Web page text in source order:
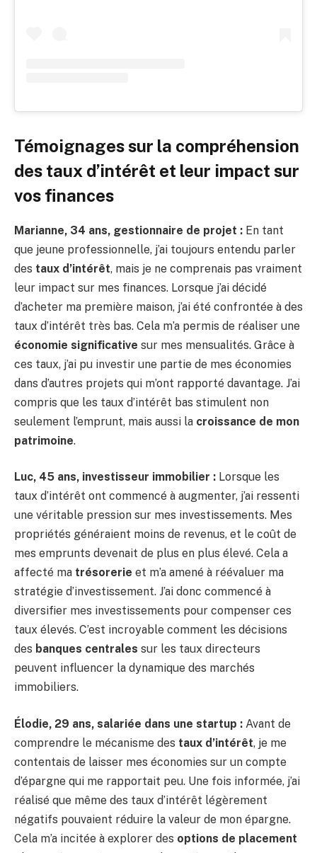
Témoignages sur la compréhension
des taux d’intérêt et leur impact sur
vos finances
Marianne, 34 ans, gestionnaire de projet : En tant
que jeune professionnelle, j’ai toujours entendu parler
des taux d’intérêt, mais je ne comprenais pas vraiment
leur impact sur mes finances. Lorsque j’ai décidé
d’acheter ma première maison, j’ai été confrontée à des
taux d’intérêt très bas. Cela m’a permis de réaliser une
économie significative sur mes mensualités. Grâce à
ces taux, j’ai pu investir une partie de mes économies
dans d’autres projets qui m’ont rapporté davantage. J’ai
compris que les taux d’intérêt bas stimulent non
seulement l’emprunt, mais aussi la croissance de mon
patrimoine.
Luc, 45 ans, investisseur immobilier : Lorsque les
taux d’intérêt ont commencé à augmenter, j’ai ressenti
une véritable pression sur mes investissements. Mes
propriétés généraient moins de revenus, et le coût de
mes emprunts devenait de plus en plus élevé. Cela a
affecté ma trésorerie et m’a amené à réévaluer ma
stratégie d’investissement. J’ai donc commencé à
diversifier mes investissements pour compenser ces
taux élevés. C’est incroyable comment les décisions
des banques centrales sur les taux directeurs
peuvent influencer la dynamique des marchés
immobiliers.
Élodie, 29 ans, salariée dans une startup : Avant de
comprendre le mécanisme des taux d’intérêt, je me
contentais de laisser mes économies sur un compte
d’épargne qui me rapportait peu. Une fois informée, j’ai
réalisé que même des taux d’intérêt légèrement
négatifs pouvaient réduire la valeur de mon épargne.
Cela m’a incitée à explorer des options de placement